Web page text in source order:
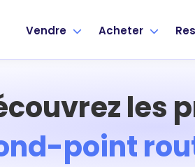
Vendre Acheter
les
point